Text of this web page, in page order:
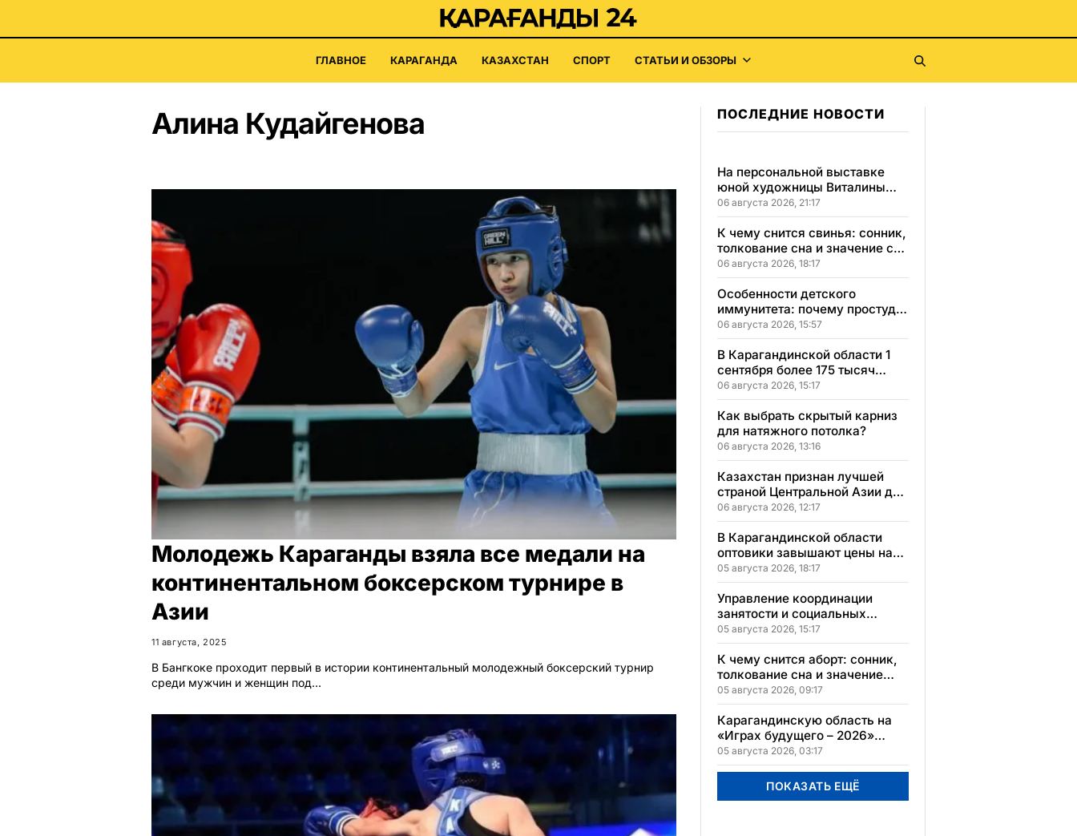
ГЛАВНОЕ КАРАГАНДА КАЗАХСТАН СПОРТ СТАТЬИ И ОБЗОРЫ
Алина Кудайгенова
Молодежь Караганды взяла все медали на
континентальном боксерском турнире в
Азии
11 августа, 2025
В Бангкоке проходит первый в истории континентальный молодежный боксерский турнир
среди мужчин и женщин под…
ПОСЛЕДНИЕ НОВОСТИ
На персональной выставке
юной художницы Виталины
представлено 156 работ
06 августа 2026, 21:17
К чему снится свинья: сонник,
толкование сна и значение сна
для вашей жизни
06 августа 2026, 18:17
Особенности детского
иммунитета: почему простуды
у детей протекают иначе и как
правильно им помогать
06 августа 2026, 15:57
В Карагандинской области 1
сентября более 175 тысяч
школьников начнут учебный
год
06 августа 2026, 15:17
Как выбрать скрытый карниз
для натяжного потолка?
06 августа 2026, 13:16
Казахстан признан лучшей
страной Центральной Азии для
переезда
06 августа 2026, 12:17
В Карагандинской области
оптовики завышают цены на
продукты до 50%
05 августа 2026, 18:17
Управление координации
занятости и социальных
программ Карагандинской
области сменило место
расположения
05 августа 2026, 15:17
К чему снится аборт: сонник,
толкование сна и значение
увиденного
05 августа 2026, 09:17
Карагандинскую область на
«Играх будущего – 2026»
представят два коллектива
05 августа 2026, 03:17
ПОКАЗАТЬ ЕЩЁ